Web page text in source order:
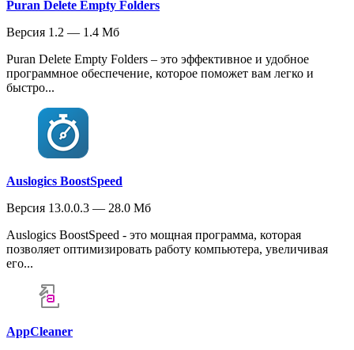
Puran Delete Empty Folders
Версия 1.2 — 1.4 Мб
Puran Delete Empty Folders – это эффективное и удобное
программное обеспечение, которое поможет вам легко и
быстро...
Auslogics BoostSpeed
Версия 13.0.0.3 — 28.0 Мб
Auslogics BoostSpeed - это мощная программа, которая
позволяет оптимизировать работу компьютера, увеличивая
его...
AppCleaner